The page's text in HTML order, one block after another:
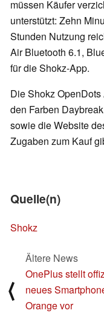
müssen Käufer
unterstützt: Zehn
Stunden Nutzung
Air Bluetooth 6.1,
für die Shokz-App.
Die Shokz
den Farben
sowie die Website
Zugaben zum Kauf
Quelle(n)
Shokz
⟨
Ältere News
OnePlus stellt
neues
Orange vor